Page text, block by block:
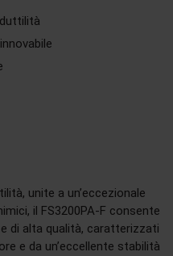
unite a un’eccezionale
il FS3200PA-F consente
di alta qualità, caratterizzati
e da un’eccellente stabilità